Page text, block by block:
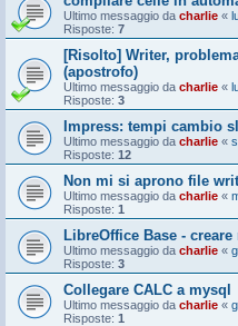
Ultimo messaggio da charlie «
Risposte: 7
[Risolto] Writer,
(apostrofo)
Ultimo messaggio da charlie «
Risposte: 3
Impress: tempi cambio
Ultimo messaggio da charlie «
Risposte: 12
Non mi si aprono file
Ultimo messaggio da charlie «
Risposte: 1
LibreOffice Base -
Ultimo messaggio da charlie «
Risposte: 3
Collegare CALC a mysql
Ultimo messaggio da charlie «
Risposte: 1